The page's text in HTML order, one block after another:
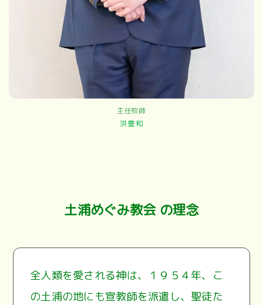
主任牧師
洪豊和
土浦めぐみ教会 の理念
全人類を愛される神は、１９５４年、こ
の土浦の地にも宣教師を派遣し、聖徒た